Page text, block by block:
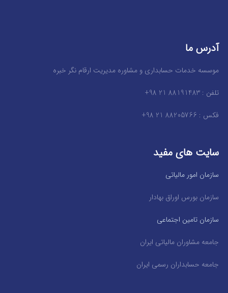
آدرس ما
موسسه خدمات حسابداری و مشاوره مدیریت ارقام نگر خبره
تلفن : 88191483 21 98+
فکس : 88205766 21 98+
سایت های مفید
سازمان امور مالیاتی
سازمان بورس اوراق بهادار
سازمان تامین اجتماعی
جامعه مشاوران مالیاتی ایران
جامعه حسابداران رسمی ایران